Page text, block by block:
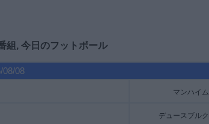
組, 今日のフットボール
08/08
マンハイム
デュースブルク